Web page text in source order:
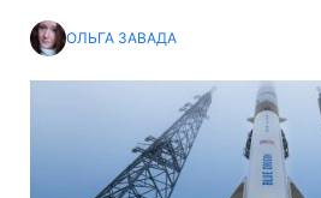
ОЛЬГА ЗАВАДА